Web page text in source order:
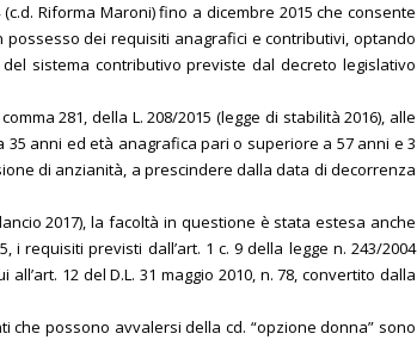
Riforma Maroni) fino a dicembre 2015 che consente
dei requisiti anagrafici e contributivi, optando
sistema contributivo previste dal decreto legislativo
281, della L. 208/2015 (legge di stabilità 2016), alle
anni ed età anagrafica pari o superiore a 57 anni e 3
di anzianità, a prescindere dalla data di decorrenza
2017), la facoltà in questione è stata estesa anche
requisiti previsti dall’art. 1 c. 9 della legge n. 243/2004
12 del D.L. 31 maggio 2010, n. 78, convertito dalla
possono avvalersi della cd. “opzione donna” sono